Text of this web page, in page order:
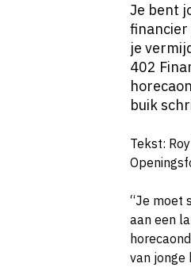
Je bent
financier
je
402
buik
Tekst:
“Je moet
aan een
van jonge